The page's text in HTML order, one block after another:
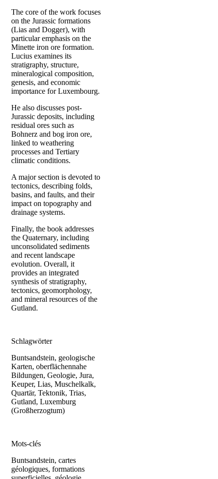
The core of the work focuses
on the Jurassic formations
(Lias and Dogger), with
particular emphasis on the
Minette iron ore formation.
Lucius examines its
stratigraphy, structure,
mineralogical composition,
genesis, and economic
importance for Luxembourg.
He also discusses post-
Jurassic deposits, including
residual ores such as
Bohnerz and bog iron ore,
linked to weathering
processes and Tertiary
climatic conditions.
A major section is devoted to
tectonics, describing folds,
basins, and faults, and their
impact on topography and
drainage systems.
Finally, the book addresses
the Quaternary, including
unconsolidated sediments
and recent landscape
evolution. Overall, it
provides an integrated
synthesis of stratigraphy,
tectonics, geomorphology,
and mineral resources of the
Gutland.
Schlagwörter
Buntsandstein, geologische
Karten, oberflächennahe
Bildungen, Geologie, Jura,
Keuper, Lias, Muschelkalk,
Quartär, Tektonik, Trias,
Gutland, Luxemburg
(Großherzogtum)
Mots-clés
Buntsandstein, cartes
géologiques, formations